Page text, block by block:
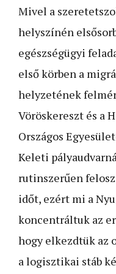
Mivel a
helyszínén
egészségügyi
első körben a
helyzetének
Vöröskereszt és a
Országos
Keleti
rutinszerűen
időt, ezért mi a
koncentráltuk az
hogy elkezdtük az
a logisztikai stáb